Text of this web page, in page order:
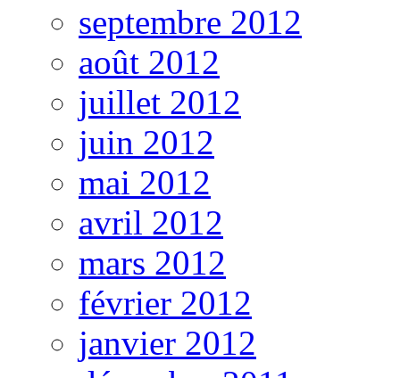
septembre 2012
août 2012
juillet 2012
juin 2012
mai 2012
avril 2012
mars 2012
février 2012
janvier 2012